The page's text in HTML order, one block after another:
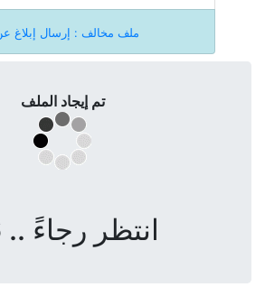
ملف مخالف : إرسال إبلاغ
تم إيجاد الملف
انتظر رجاءً .. 26